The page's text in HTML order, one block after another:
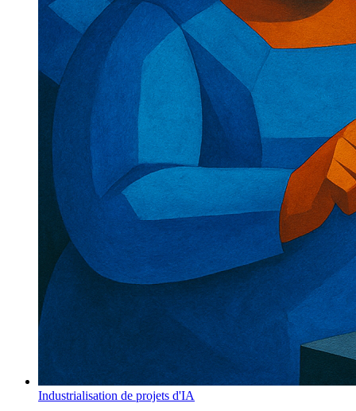
Industrialisation de projets d'IA